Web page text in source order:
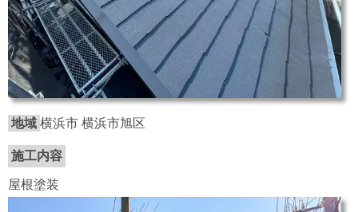
地域 横浜市 横浜市旭区
施工内容
屋根塗装